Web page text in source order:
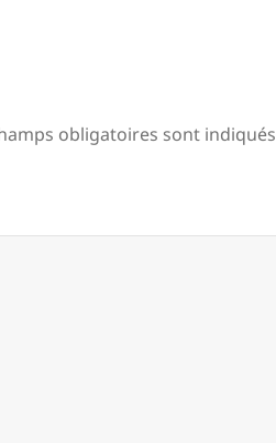
obligatoires sont indiqués